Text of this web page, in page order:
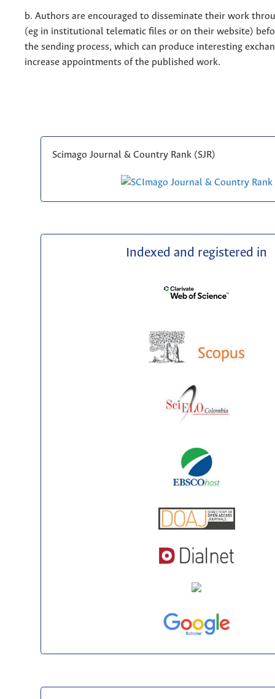
b. Authors are encouraged to disseminate their work
(eg in institutional telematic files or on their website)
the sending process, which can produce interesting
increase appointments of the published work.
Scimago Journal & Country Rank (SJR)
Indexed and registered in